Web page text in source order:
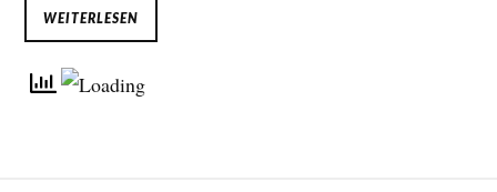
WEITERLESEN